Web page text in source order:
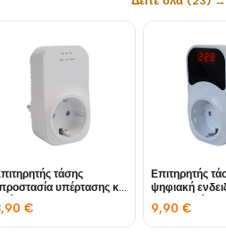
τάσης
υπέρτασης και
€
Επιτηρητής
ψηφιακή
(προστασία
υπότασης)
9,90€